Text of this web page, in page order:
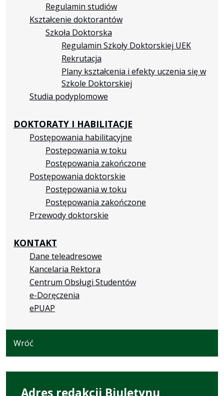
Regulamin studiów
Kształcenie doktorantów
Szkoła Doktorska
Regulamin Szkoły Doktorskiej UEK
Rekrutacja
Plany kształcenia i efekty uczenia się w
Szkole Doktorskiej
Studia podyplomowe
DOKTORATY I HABILITACJE
Postępowania habilitacyjne
Postępowania w toku
Postępowania zakończone
Postępowania doktorskie
Postępowania w toku
Postępowania zakończone
Przewody doktorskie
KONTAKT
Dane teleadresowe
Kancelaria Rektora
Centrum Obsługi Studentów
e-Doręczenia
ePUAP
Wróć
Adres redakcji Biuletynu